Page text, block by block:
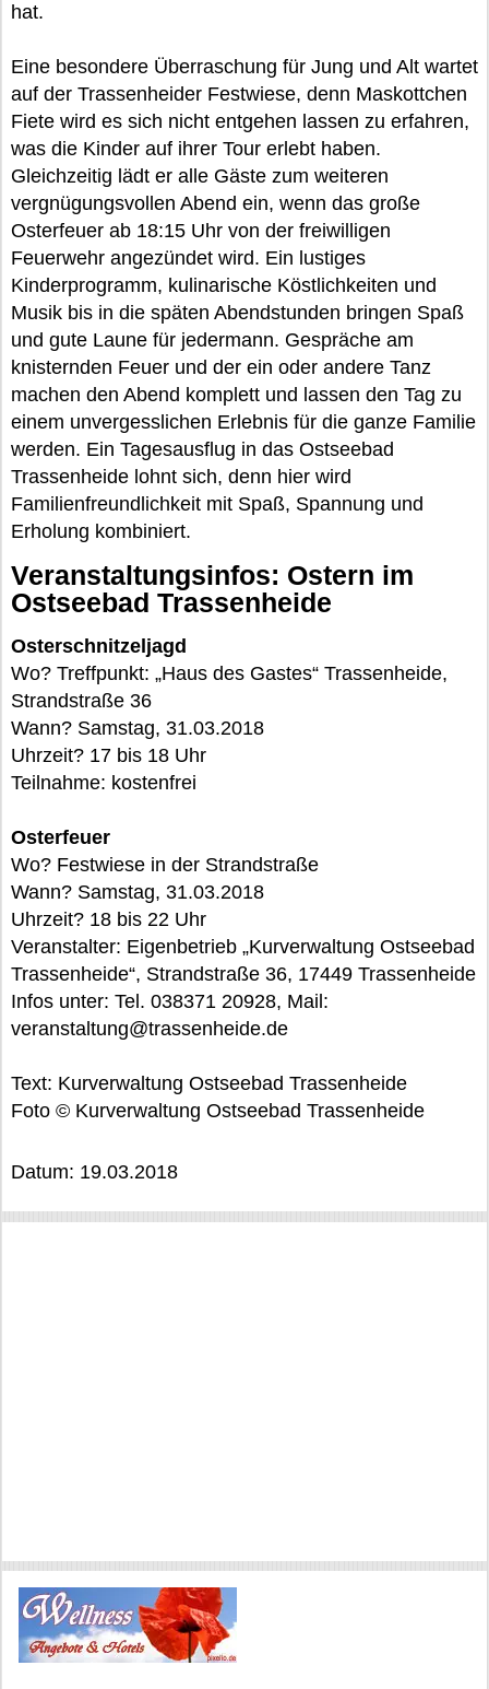
hat.
Eine besondere Überraschung für Jung und Alt wartet
auf der Trassenheider Festwiese, denn Maskottchen
Fiete wird es sich nicht entgehen lassen zu erfahren,
was die Kinder auf ihrer Tour erlebt haben.
Gleichzeitig lädt er alle Gäste zum weiteren
vergnügungsvollen Abend ein, wenn das große
Osterfeuer ab 18:15 Uhr von der freiwilligen
Feuerwehr angezündet wird. Ein lustiges
Kinderprogramm, kulinarische Köstlichkeiten und
Musik bis in die späten Abendstunden bringen Spaß
und gute Laune für jedermann. Gespräche am
knisternden Feuer und der ein oder andere Tanz
machen den Abend komplett und lassen den Tag zu
einem unvergesslichen Erlebnis für die ganze Familie
werden. Ein Tagesausflug in das Ostseebad
Trassenheide lohnt sich, denn hier wird
Familienfreundlichkeit mit Spaß, Spannung und
Erholung kombiniert.
Veranstaltungsinfos: Ostern im
Ostseebad Trassenheide
Osterschnitzeljagd
Wo? Treffpunkt: „Haus des Gastes“ Trassenheide,
Strandstraße 36
Wann? Samstag, 31.03.2018
Uhrzeit? 17 bis 18 Uhr
Teilnahme: kostenfrei
Osterfeuer
Wo? Festwiese in der Strandstraße
Wann? Samstag, 31.03.2018
Uhrzeit? 18 bis 22 Uhr
Veranstalter: Eigenbetrieb „Kurverwaltung Ostseebad
Trassenheide“, Strandstraße 36, 17449 Trassenheide
Infos unter: Tel. 038371 20928, Mail:
veranstaltung@trassenheide.de
Text: Kurverwaltung Ostseebad Trassenheide
Foto © Kurverwaltung Ostseebad Trassenheide
Datum: 19.03.2018